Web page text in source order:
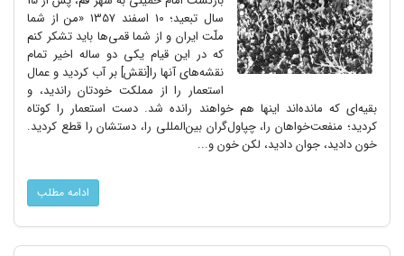
سال تبعید؛ 10 اسفند 1357 «من از شما
ملّت ایران و از شما قمی‌ها باید تشکر کنم
که در این قیام یکی دو ساله اخیر تمام
نقشه‌های آنها را[نقش‌] بر آب کردید و عمال
استعمار را از مملکت خودتان راندید، و
بقیه‌ای که مانده‌اند اینها هم خواهند رانده شد. دست استعمار را کوتاه
کردید؛ منفعت‌خواهان را، چپاول‌گران بین‌المللی را، دستشان را قطع کردید.
خون دادید، جوان دادید، لکن خون و...
ادامه مطلب